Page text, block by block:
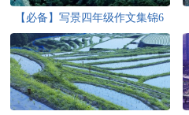
【必备】写景四年级作文集锦6
篇